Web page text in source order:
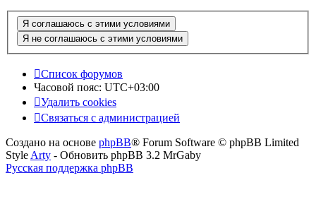
Список форумов
Часовой пояс: UTC+03:00
Удалить cookies
Связаться с администрацией
Создано на основе phpBB® Forum Software © phpBB Limited
Style Arty - Обновить phpBB 3.2 MrGaby
Русская поддержка phpBB